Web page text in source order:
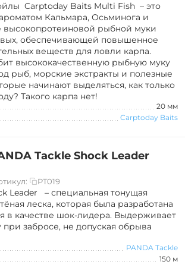
Carptoday Baits Multi Fish – это
Кальмара, Осьминога и
высокопротеиновой рыбной муки
обеспечивающей повышенное
веществ для ловли карпа.
высококачественную рыбную муку
рыб, морские экстракты и полезные
начинают выделяться, как только
Такого карпа нет!
20 мм
Carptoday Baits
Tackle Shock Leader
PT019
Leader – специальная тонущая
леска, которая была разработана
в качестве шок-лидера. Выдерживает
забросе, не допуская обрыва
PANDA Tackle
150 м